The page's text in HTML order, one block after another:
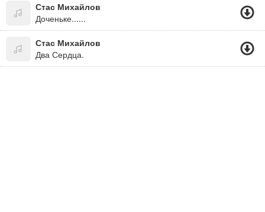
Стас Михайлов
Доченьке......
Стас Михайлов
Два Сердца.